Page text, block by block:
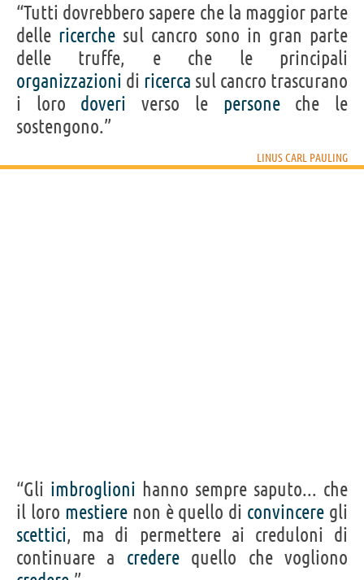
“Tutti dovrebbero sapere che la maggior parte
delle ricerche sul cancro sono in gran parte
delle truffe, e che le principali
organizzazioni di ricerca sul cancro trascurano
i loro doveri verso le personeche le
sostengono.”
LINUS CARL PAULING
“Gli imbroglioni hanno sempre saputo... che
il loro mestierenon è quello di convincere gli
scettici, ma di permettere ai creduloni di
continuare a crederequello che vogliono